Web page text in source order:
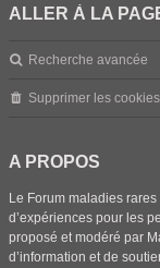
ALLER À LA
Recherche avancée
Supprimer les cookies
A PROPOS
Le Forum maladies
d’expériences pour les
proposé et modéré par
d’information et de